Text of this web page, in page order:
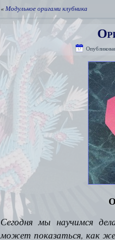
«Модульное оригами клубника
Сегодня мы научимся
может показаться, как